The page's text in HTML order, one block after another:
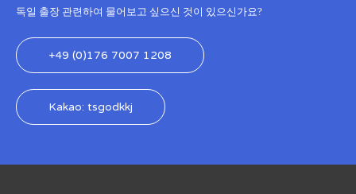
독일 출장 관련하여 물어보고 싶으신 것이 있으신가요?
+49 (0)176 7007 1208
Kakao: tsgodkkj